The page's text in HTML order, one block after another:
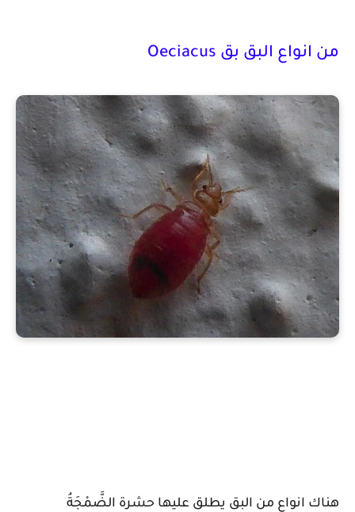
من انواع البق بق Oeciacus
هناك انواع من البق يطلق عليها حشرة الضَّمْجَةُ